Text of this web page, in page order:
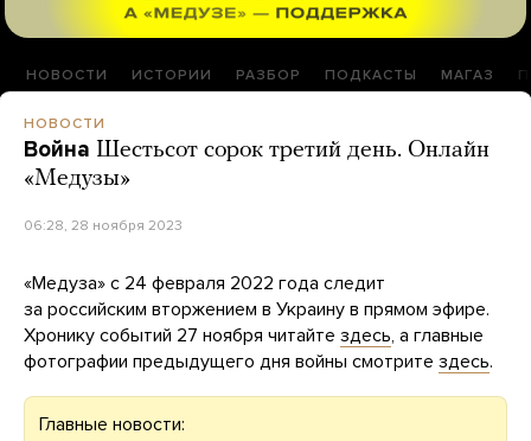
НОВОСТИ ИСТОРИИ РАЗБОР ПОДКАСТЫ МАГАЗ
НОВОСТИ
Война Шестьсот сорок третий день. Онлайн
«Медузы»
06:28, 28 ноября 2023
«Медуза» с 24 февраля 2022 года следит
за российским вторжением в Украину в прямом эфире.
Хронику событий 27 ноября читайте здесь, а главные
фотографии предыдущего дня войны смотрите здесь.
Главные новости: